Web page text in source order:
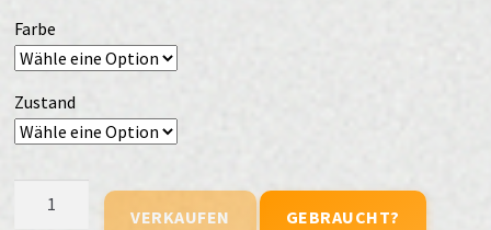
Farbe
Zustand
VERKAUFEN GEBRAUCHT?